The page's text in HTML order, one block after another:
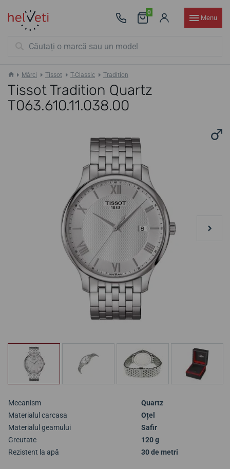
0
Menu
Mărci Tissot T-Classic Tradition
Tissot Tradition Quartz
T063.610.11.038.00
Mecanism
Quartz
Materialul carcasa
Oțel
Materialul geamului
Safir
Greutate
120 g
Rezistent la apă
30 de metri